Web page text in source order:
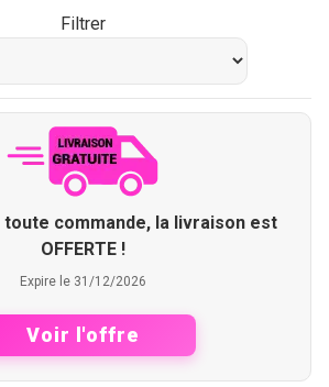
Filtrer
toute commande, la livraison est
OFFERTE !
Expire le 31/12/2026
Voir l'offre